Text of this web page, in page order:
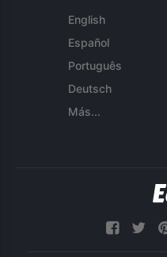
English
Español
Português
Deutsch
Más...